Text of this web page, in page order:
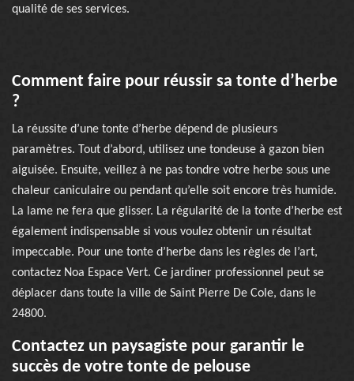
qualité de ses services.
Comment faire pour réussir sa tonte d’herbe
?
La réussite d’une tonte d’herbe dépend de plusieurs
paramètres. Tout d’abord, utilisez une tondeuse à gazon bien
aiguisée. Ensuite, veillez à ne pas tondre votre herbe sous une
chaleur caniculaire ou pendant qu’elle soit encore très humide.
La lame ne fera que glisser. La régularité de la tonte d’herbe est
également indispensable si vous voulez obtenir un résultat
impeccable. Pour une tonte d’herbe dans les règles de l’art,
contactez Noa Espace Vert. Ce jardiner professionnel peut se
déplacer dans toute la ville de Saint Pierre De Cole, dans le
24800.
Contactez un paysagiste pour garantir le
succès de votre tonte de pelouse